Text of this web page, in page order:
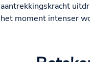
aantrekkingskracht
het moment intenser